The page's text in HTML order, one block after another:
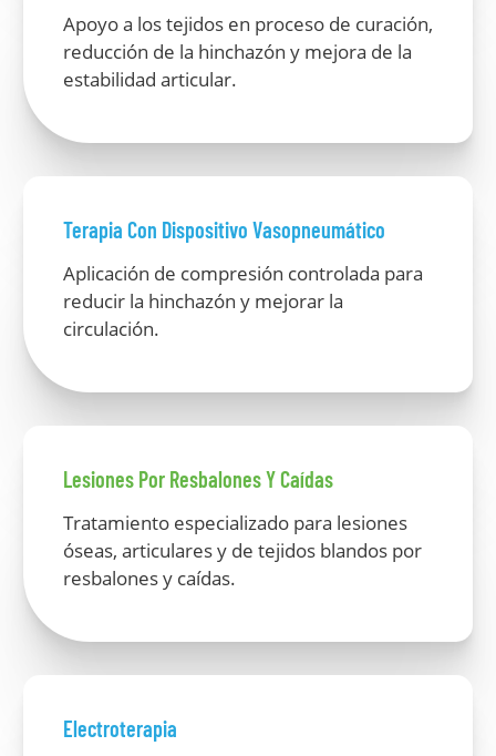
Apoyo a los tejidos en proceso de curación,
reducción de la hinchazón y mejora de la
estabilidad articular.
Terapia Con Dispositivo Vasopneumático
Aplicación de compresión controlada para
reducir la hinchazón y mejorar la
circulación.
Lesiones Por Resbalones Y Caídas
Tratamiento especializado para lesiones
óseas, articulares y de tejidos blandos por
resbalones y caídas.
Electroterapia